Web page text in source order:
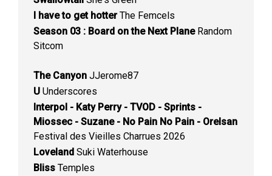
I have to get hotterThe Femcels
Season 03 : Board on the Next PlaneRandom
Sitcom
The Canyon JJerome87
U Underscores
Interpol - Katy Perry - TVOD - Sprints -
Miossec - Suzane - No Pain No Pain - Orelsan
Festival des Vieilles Charrues 2026
Loveland Suki Waterhouse
Bliss Temples